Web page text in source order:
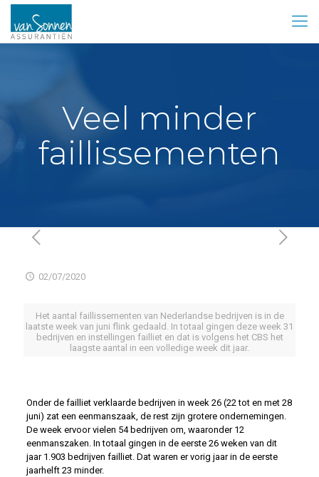
Veel minder
faillissementen
02/07/2020
Het aantal faillissementen van Nederlandse bedrijven is in de
laatste week van juni flink gedaald. In totaal gingen deze week 31
bedrijven en instellingen failliet en dat is volgens het CBS het
laagste aantal in een volledige week dit jaar.
Onder de failliet verklaarde bedrijven in week 26 (22 tot en met 28
juni) zat een eenmanszaak, de rest zijn grotere ondernemingen.
De week ervoor vielen 54 bedrijven om, waaronder 12
eenmanszaken. In totaal gingen in de eerste 26 weken van dit
jaar 1.903 bedrijven failliet. Dat waren er vorig jaar in de eerste
jaarhelft 23 minder.